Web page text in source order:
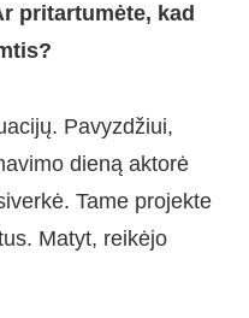
pritartumėte, kad
Pavyzdžiui,
dieną aktorė
Tame projekte
Matyt, reikėjo